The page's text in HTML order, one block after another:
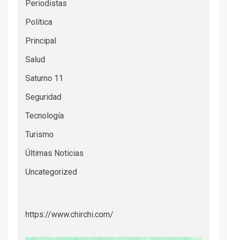
Periodistas
Política
Principal
Salud
Saturno 11
Seguridad
Tecnología
Turismo
Últimas Noticias
Uncategorized
https://www.chirchi.com/